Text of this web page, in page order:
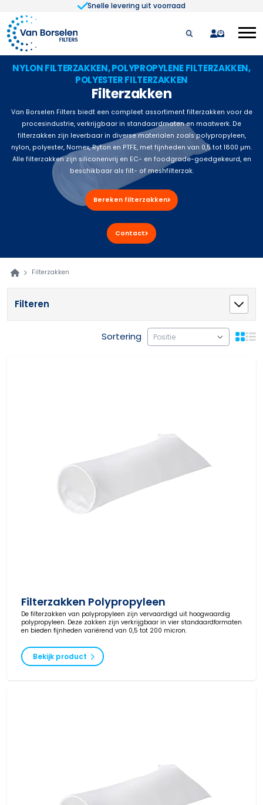
Snelle levering uit voorraad
Ga naar de inhoud
quote
NYLON FILTERZAKKEN, POLYPROPYLENE FILTERZAKKEN,
POLYESTER FILTERZAKKEN
Filterzakken
Van Borselen Filters biedt een compleet assortiment filterzakken voor de
procesindustrie, verkrijgbaar in standaardmaten en maatwerk. De
filterzakken zijn leverbaar in diverse materialen zoals polypropyleen,
nylon, polyester, Nomex, Ryton en PTFE, met fijnheden van 0,5 tot 1800 µm.
Alle filterzakken zijn siliconenvrij en EC- en foodgrade-goedgekeurd, en
beschikbaar als filt- of meshfilterzak.
Bereken filterzakken
Contact
Filterzakken
Filteren
Sortering
Filterzakken Polypropyleen
De filterzakken van polypropyleen zijn vervaardigd uit hoogwaardig
polypropyleen. Deze zakken zijn verkrijgbaar in vier standaardformaten
en bieden fijnheden variërend van 0,5 tot 200 micron.
Bekijk product